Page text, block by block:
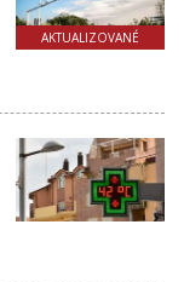
AKTUALIZOVANÉ